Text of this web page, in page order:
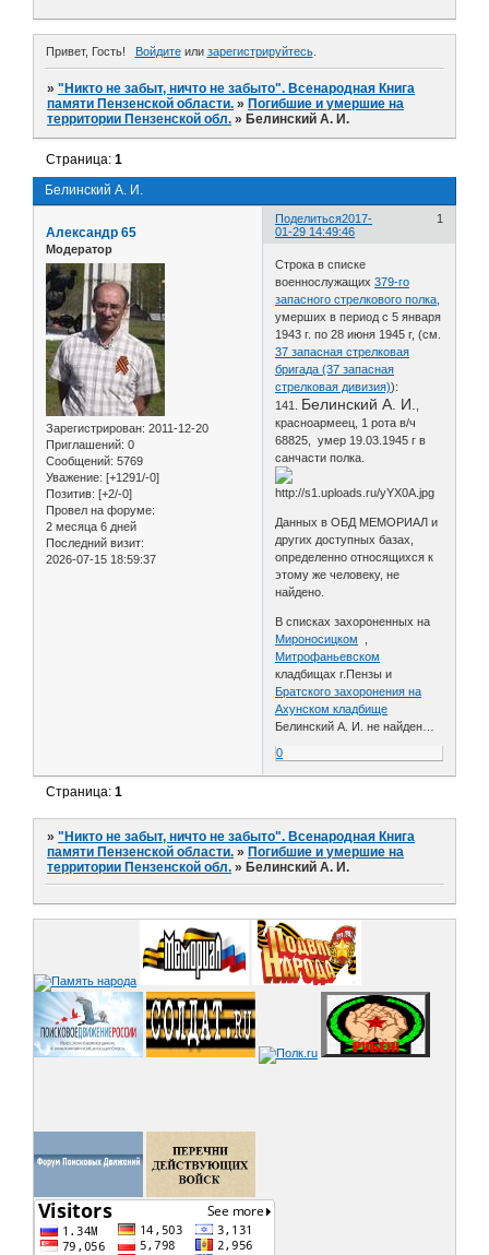
Привет, Гость! Войдитеили зарегистрируйтесь.
»"Никто не забыт, ничто не забыто". Всенародная Книга
памяти Пензенской области. » Погибшие и умершие на
территории Пензенской обл. » Белинский А. И.
Белинский А. И.
Страница:1
Поделиться 1
2017-
01-29 14:49:46
Александр 65
Модератор
Зарегистрирован: 2011-12-20
Приглашений: 0
Сообщений: 5769
Уважение: [+1291/-0]
Позитив: [+2/-0]
Провел на форуме:
2 месяца 6 дней
Последний визит:
2026-07-15 18:59:37
Строка в списке
военнослужащих379-го
запасного стрелкового полка
умерших в период с 5 января
1943 г. по 28 июня 1945 г, (см.
37 запасная стрелковая
бригада (37 запасная
стрелковая дивизия)):
141. Белинский А. И.
красноармеец, 1 рота в/ч
68825, умер 19.03.1945 г в
санчасти полка.
Данных в ОБД МЕМОРИАЛ и
других доступных базах,
определенно относящихся к
этому же человеку, не
найдено.
В списках захороненных на
Мироносицком
Митрофаньевском
кладбищах г.Пензы и
Братского захоронения на
Ахунском кладбище
Белинский А. И. не найден…
0
Страница:1
»"Никто не забыт, ничто не забыто". Всенародная Книга
памяти Пензенской области. » Погибшие и умершие на
территории Пензенской обл. » Белинский А. И.